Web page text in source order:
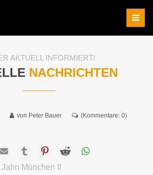
AKTUELL INFORMIERT!
NACHRICHTEN
von Peter Bauer (Kommentare: 0)
Mail tumblr PinterestReddit
München II